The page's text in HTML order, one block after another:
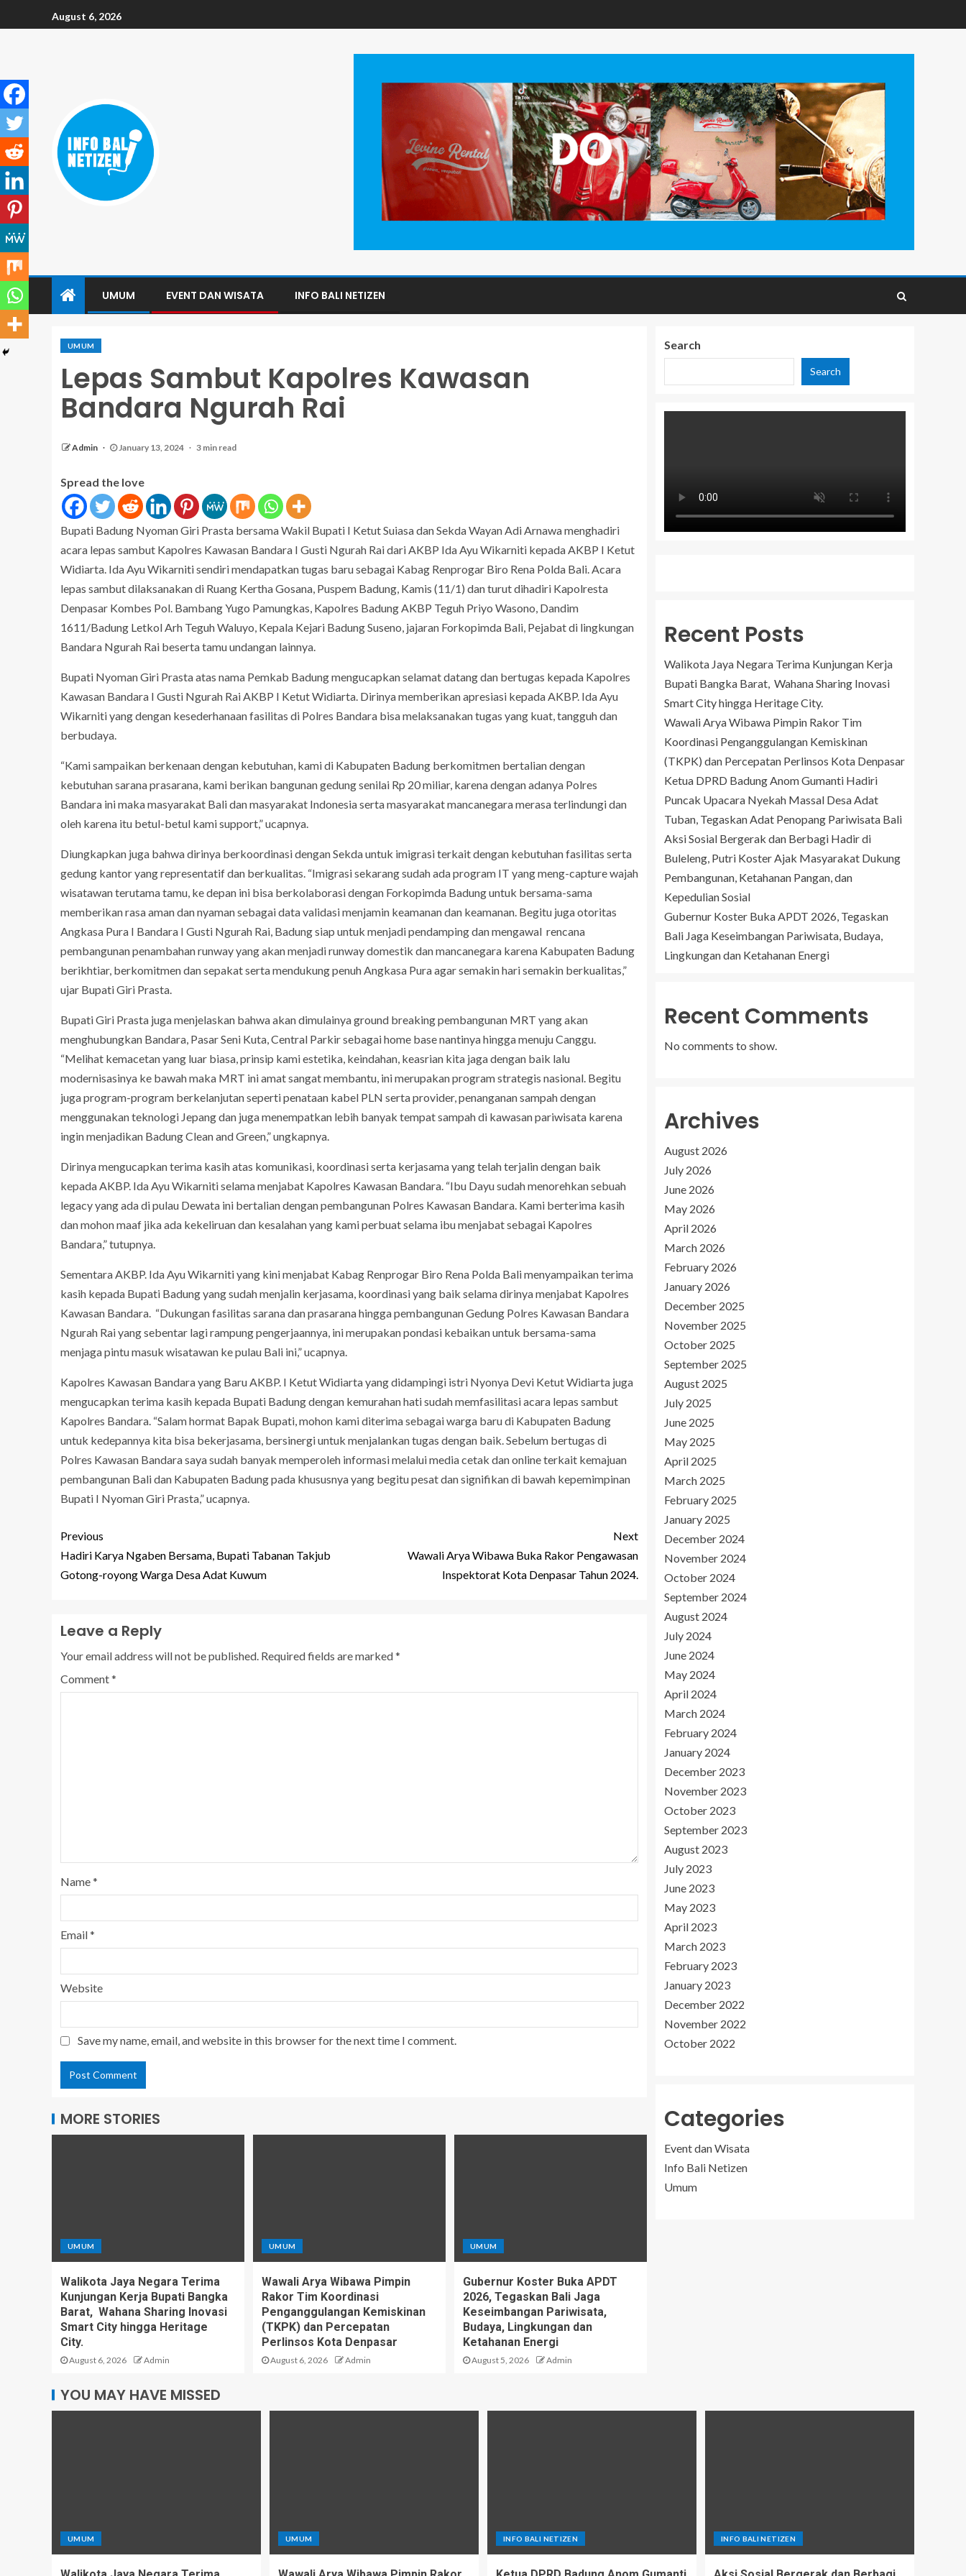
August 6, 2026
UMUM EVENT DAN WISATA INFO BALI NETIZEN
UMUM
Lepas Sambut Kapolres Kawasan
Bandara Ngurah Rai
Admin January 13, 2024 3 min read
Spread the love
Bupati Badung Nyoman Giri Prasta bersama Wakil Bupati I Ketut Suiasa dan Sekda Wayan Adi Arnawa menghadiri
acara lepas sambut Kapolres Kawasan Bandara I Gusti Ngurah Rai dari AKBP Ida Ayu Wikarniti kepada AKBP I Ketut
Widiarta. Ida Ayu Wikarniti sendiri mendapatkan tugas baru sebagai Kabag Renprogar Biro Rena Polda Bali. Acara
lepas sambut dilaksanakan di Ruang Kertha Gosana, Puspem Badung, Kamis (11/1) dan turut dihadiri Kapolresta
Denpasar Kombes Pol. Bambang Yugo Pamungkas, Kapolres Badung AKBP Teguh Priyo Wasono, Dandim
1611/Badung Letkol Arh Teguh Waluyo, Kepala Kejari Badung Suseno, jajaran Forkopimda Bali, Pejabat di lingkungan
Bandara Ngurah Rai beserta tamu undangan lainnya.
Bupati Nyoman Giri Prasta atas nama Pemkab Badung mengucapkan selamat datang dan bertugas kepada Kapolres
Kawasan Bandara I Gusti Ngurah Rai AKBP I Ketut Widiarta. Dirinya memberikan apresiasi kepada AKBP. Ida Ayu
Wikarniti yang dengan kesederhanaan fasilitas di Polres Bandara bisa melaksanakan tugas yang kuat, tangguh dan
berbudaya.
“Kami sampaikan berkenaan dengan kebutuhan, kami di Kabupaten Badung berkomitmen bertalian dengan
kebutuhan sarana prasarana, kami berikan bangunan gedung senilai Rp 20 miliar, karena dengan adanya Polres
Bandara ini maka masyarakat Bali dan masyarakat Indonesia serta masyarakat mancanegara merasa terlindungi dan
oleh karena itu betul-betul kami support,” ucapnya.
Diungkapkan juga bahwa dirinya berkoordinasi dengan Sekda untuk imigrasi terkait dengan kebutuhan fasilitas serta
gedung kantor yang representatif dan berkualitas. “Imigrasi sekarang sudah ada program IT yang meng-capture wajah
wisatawan terutama tamu, ke depan ini bisa berkolaborasi dengan Forkopimda Badung untuk bersama-sama
memberikan rasa aman dan nyaman sebagai data validasi menjamin keamanan dan keamanan. Begitu juga otoritas
Angkasa Pura I Bandara I Gusti Ngurah Rai, Badung siap untuk menjadi pendamping dan mengawal rencana
pembangunan penambahan runway yang akan menjadi runway domestik dan mancanegara karena Kabupaten Badung
berikhtiar, berkomitmen dan sepakat serta mendukung penuh Angkasa Pura agar semakin hari semakin berkualitas,”
ujar Bupati Giri Prasta.
Bupati Giri Prasta juga menjelaskan bahwa akan dimulainya ground breaking pembangunan MRT yang akan
menghubungkan Bandara, Pasar Seni Kuta, Central Parkir sebagai home base nantinya hingga menuju Canggu.
“Melihat kemacetan yang luar biasa, prinsip kami estetika, keindahan, keasrian kita jaga dengan baik lalu
modernisasinya ke bawah maka MRT ini amat sangat membantu, ini merupakan program strategis nasional. Begitu
juga program-program berkelanjutan seperti penataan kabel PLN serta provider, penanganan sampah dengan
menggunakan teknologi Jepang dan juga menempatkan lebih banyak tempat sampah di kawasan pariwisata karena
ingin menjadikan Badung Clean and Green,” ungkapnya.
Dirinya mengucapkan terima kasih atas komunikasi, koordinasi serta kerjasama yang telah terjalin dengan baik
kepada AKBP. Ida Ayu Wikarniti selama menjabat Kapolres Kawasan Bandara. “Ibu Dayu sudah menorehkan sebuah
legacy yang ada di pulau Dewata ini bertalian dengan pembangunan Polres Kawasan Bandara. Kami berterima kasih
dan mohon maaf jika ada kekeliruan dan kesalahan yang kami perbuat selama ibu menjabat sebagai Kapolres
Bandara,” tutupnya.
Sementara AKBP. Ida Ayu Wikarniti yang kini menjabat Kabag Renprogar Biro Rena Polda Bali menyampaikan terima
kasih kepada Bupati Badung yang sudah menjalin kerjasama, koordinasi yang baik selama dirinya menjabat Kapolres
Kawasan Bandara. “Dukungan fasilitas sarana dan prasarana hingga pembangunan Gedung Polres Kawasan Bandara
Ngurah Rai yang sebentar lagi rampung pengerjaannya, ini merupakan pondasi kebaikan untuk bersama-sama
menjaga pintu masuk wisatawan ke pulau Bali ini,” ucapnya.
Kapolres Kawasan Bandara yang Baru AKBP. I Ketut Widiarta yang didampingi istri Nyonya Devi Ketut Widiarta juga
mengucapkan terima kasih kepada Bupati Badung dengan kemurahan hati sudah memfasilitasi acara lepas sambut
Kapolres Bandara. “Salam hormat Bapak Bupati, mohon kami diterima sebagai warga baru di Kabupaten Badung
untuk kedepannya kita bisa bekerjasama, bersinergi untuk menjalankan tugas dengan baik. Sebelum bertugas di
Polres Kawasan Bandara saya sudah banyak memperoleh informasi melalui media cetak dan online terkait kemajuan
pembangunan Bali dan Kabupaten Badung pada khususnya yang begitu pesat dan signifikan di bawah kepemimpinan
Bupati I Nyoman Giri Prasta,” ucapnya.
Previous
Hadiri Karya Ngaben Bersama, Bupati Tabanan Takjub
Gotong-royong Warga Desa Adat Kuwum
Next
Wawali Arya Wibawa Buka Rakor Pengawasan
Inspektorat Kota Denpasar Tahun 2024.
Leave a Reply
Your email address will not be published. Required fields are marked*
Comment*
Name*
Email*
Website
Save my name, email, and website in this browser for the next time I comment.
MORE STORIES
UMUM
Walikota Jaya Negara Terima
Kunjungan Kerja Bupati Bangka
Barat, Wahana Sharing Inovasi
Smart City hingga Heritage
City.
August 6, 2026 Admin
UMUM
Wawali Arya Wibawa Pimpin
Rakor Tim Koordinasi
Penganggulangan Kemiskinan
(TKPK) dan Percepatan
Perlinsos Kota Denpasar
August 6, 2026 Admin
UMUM
Gubernur Koster Buka APDT
2026, Tegaskan Bali Jaga
Keseimbangan Pariwisata,
Budaya, Lingkungan dan
Ketahanan Energi
August 5, 2026 Admin
Search
Search
Recent Posts
Walikota Jaya Negara Terima Kunjungan Kerja
Bupati Bangka Barat, Wahana Sharing Inovasi
Smart City hingga Heritage City.
Wawali Arya Wibawa Pimpin Rakor Tim
Koordinasi Penganggulangan Kemiskinan
(TKPK) dan Percepatan Perlinsos Kota Denpasar
Ketua DPRD Badung Anom Gumanti Hadiri
Puncak Upacara Nyekah Massal Desa Adat
Tuban, Tegaskan Adat Penopang Pariwisata Bali
Aksi Sosial Bergerak dan Berbagi Hadir di
Buleleng, Putri Koster Ajak Masyarakat Dukung
Pembangunan, Ketahanan Pangan, dan
Kepedulian Sosial
Gubernur Koster Buka APDT 2026, Tegaskan
Bali Jaga Keseimbangan Pariwisata, Budaya,
Lingkungan dan Ketahanan Energi
Recent Comments
No comments to show.
Archives
August 2026
July 2026
June 2026
May 2026
April 2026
March 2026
February 2026
January 2026
December 2025
November 2025
October 2025
September 2025
August 2025
July 2025
June 2025
May 2025
April 2025
March 2025
February 2025
January 2025
December 2024
November 2024
October 2024
September 2024
August 2024
July 2024
June 2024
May 2024
April 2024
March 2024
February 2024
January 2024
December 2023
November 2023
October 2023
September 2023
August 2023
July 2023
June 2023
May 2023
April 2023
March 2023
February 2023
January 2023
December 2022
November 2022
October 2022
Categories
Event dan Wisata
Info Bali Netizen
Umum
YOU MAY HAVE MISSED
UMUM UMUM INFO BALI NETIZEN INFO BALI NETIZEN